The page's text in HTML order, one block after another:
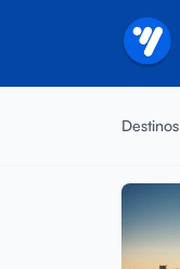
Destinos